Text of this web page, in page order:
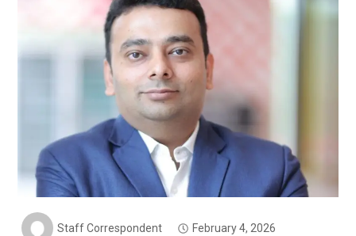
Staff Correspondent February 4, 2026